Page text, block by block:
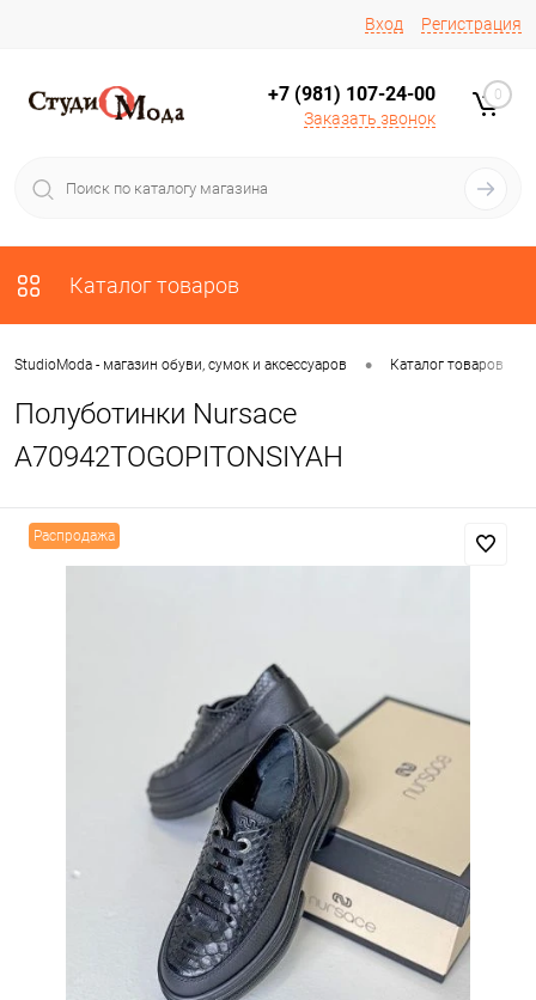
Вход Регистрация
+7 (981) 107-24-00
Заказать звонок
0
Каталог товаров
StudioModa - магазин обуви, сумок и аксессуаров • Каталог товаров
Полуботинки Nursace
A70942TOGOPITONSIYAH
Распродажа